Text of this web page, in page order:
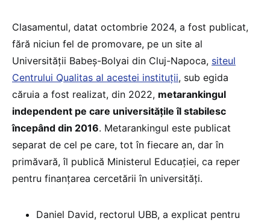
Clasamentul, datat octombrie 2024, a fost publicat,
fără niciun fel de promovare, pe un site al
Universității Babeș-Bolyai din Cluj-Napoca, siteul
Centrului Qualitas al acestei instituții, sub egida
căruia a fost realizat, din 2022, metarankingul
independent pe care universitățile îl stabilesc
începând din 2016. Metarankingul este publicat
separat de cel pe care, tot în fiecare an, dar în
primăvară, îl publică Ministerul Educației, ca reper
pentru finanțarea cercetării în universități.
Daniel David, rectorul UBB, a explicat pentru